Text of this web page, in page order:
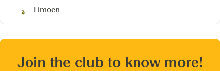
Limoen
Join the club to know more!